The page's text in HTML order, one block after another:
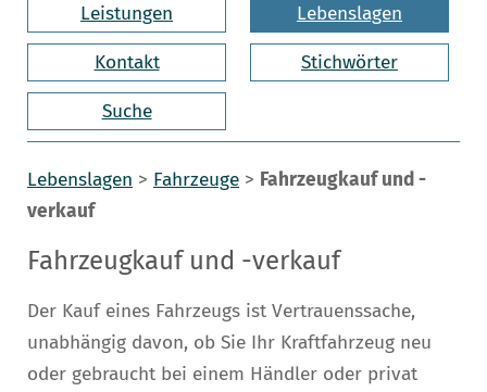
Leistungen Lebenslagen
Kontakt Stichwörter
Suche
Lebenslagen > Fahrzeuge > Fahrzeugkauf und -
verkauf
Fahrzeugkauf und -verkauf
Der Kauf eines Fahrzeugs ist Vertrauenssache,
unabhängig davon, ob Sie Ihr Kraftfahrzeug neu
oder gebraucht bei einem Händler oder privat